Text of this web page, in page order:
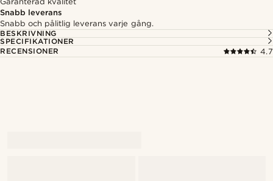
Snabb leverans
Snabb och pålitlig leverans varje gång.
BESKRIVNING
SPECIFIKATIONER
RECENSIONER
4.7